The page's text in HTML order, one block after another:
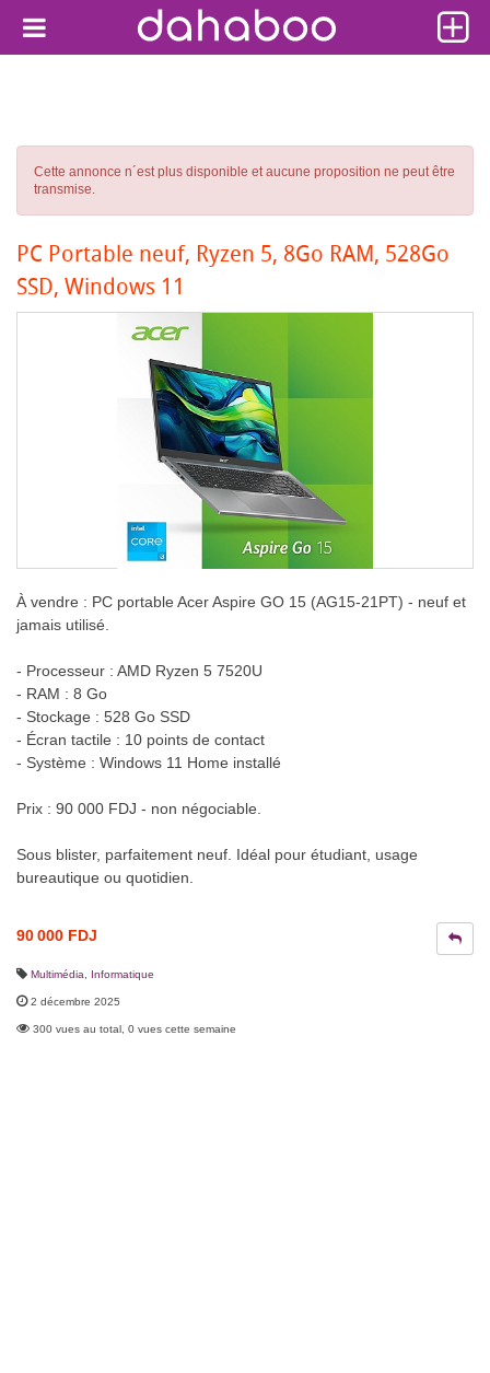
Cette annonce n´est plus disponible et aucune proposition ne peut être
transmise.
PC Portable neuf, Ryzen 5, 8Go RAM, 528Go
SSD, Windows 11
À vendre : PC portable Acer Aspire GO 15 (AG15-21PT) - neuf et
jamais utilisé.
- Processeur : AMD Ryzen 5 7520U
- RAM : 8 Go
- Stockage : 528 Go SSD
- Écran tactile : 10 points de contact
- Système : Windows 11 Home installé
Prix : 90 000 FDJ - non négociable.
Sous blister, parfaitement neuf. Idéal pour étudiant, usage
bureautique ou quotidien.
90 000 FDJ
Multimédia Informatique
2 décembre 2025
300 vues au total, 0 vues cette semaine